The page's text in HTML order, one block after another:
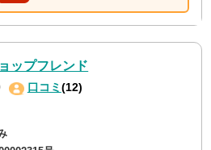
ップフレンド
口コミ(12)